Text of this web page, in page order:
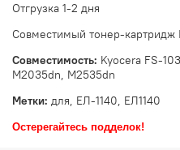
Отгрузка 1-2 дня
Совместимый тонер-картридж
Совместимость: Kyocera FS-
M2035dn, M2535dn
Метки: для, ЕЛ-1140, ЕЛ1140
Остерегайтесь подделок!